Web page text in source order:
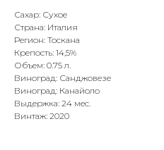
Сахар: Сухое
Страна: Италия
Регион: Тоскана
Крепость: 14,5%
Объем: 0.75 л.
Виноград: Санджовезе
Виноград: Канайоло
Выдержка: 24 мес.
Винтаж: 2020